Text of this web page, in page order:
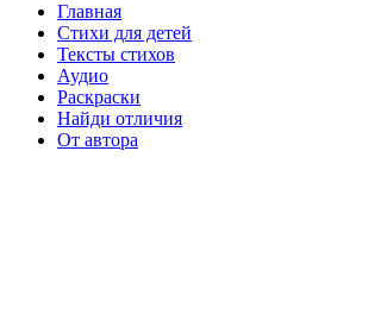
Главная
Стихи для детей
Тексты стихов
Аудио
Раскраски
Найди отличия
От автора